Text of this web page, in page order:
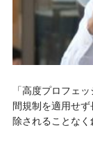
「高度プロフェ
間規制を適用せ
除されることなく